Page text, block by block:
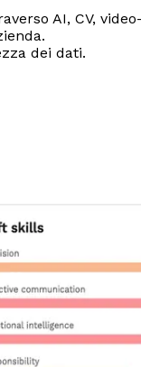
AI, CV,
dei dati.